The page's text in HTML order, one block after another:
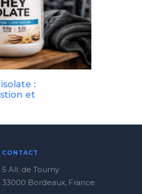
:
et
CONTACT
5 All. de Tourny
33000 Bordeaux, France